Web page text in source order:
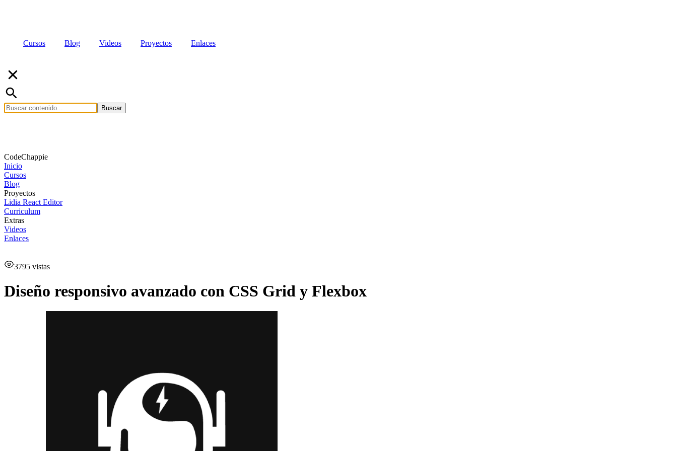
Cursos Blog Videos Proyectos Enlaces
Buscar
CodeChappie
Inicio
Cursos
Blog
Proyectos
Lidia React Editor
Curriculum
Extras
Videos
Enlaces
3795 vistas
Diseño responsivo avanzado con CSS Grid y Flexbox